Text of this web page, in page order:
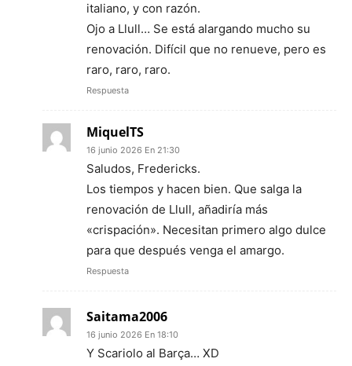
italiano, y con razón.
Ojo a Llull… Se está alargando mucho su
renovación. Difícil que no renueve, pero es
raro, raro, raro.
Respuesta
MiquelTS
16 junio 2026 En 21:30
Saludos, Fredericks.
Los tiempos y hacen bien. Que salga la
renovación de Llull, añadiría más
«crispación». Necesitan primero algo dulce
para que después venga el amargo.
Respuesta
Saitama2006
16 junio 2026 En 18:10
Y Scariolo al Barça… XD